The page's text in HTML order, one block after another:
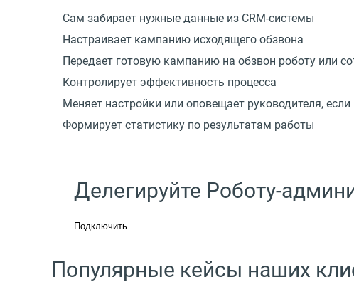
Сам забирает нужные данные из CRM-системы
Настраивает кампанию исходящего обзвона
Передает готовую кампанию на обзвон роботу или
Контролирует эффективность процесса
Меняет настройки или оповещает руководителя,
Формирует статистику по результатам работы
Делегируйте Роботу-
Подключить
Популярные кейсы наших